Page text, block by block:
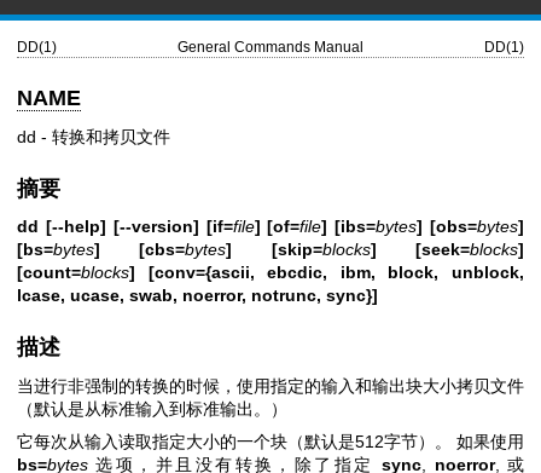
DD(1) General Commands Manual DD(1)
NAME
dd - 转换和拷贝文件
摘要
dd [--help] [--version] [if=file] [of=file] [ibs=bytes] [obs=bytes]
[bs=bytes] [cbs=bytes] [skip=blocks] [seek=blocks]
[count=blocks]
[conv={ascii, ebcdic, ibm, block, unblock,
lcase, ucase, swab, noerror, notrunc, sync}]
描述
当进行非强制的转换的时候，使用指定的输入和输出块大小拷贝文件
（默认是从标准输入到标准输出。）
它每次从输入读取指定大小的一个块（默认是512字节）。 如果使用
bs=bytes 选项，并且没有转换，除了指定sync noerror, 或